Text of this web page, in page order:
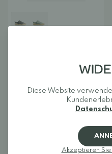
BARFUSSSCHUH
Diese Website
Akzeptieren